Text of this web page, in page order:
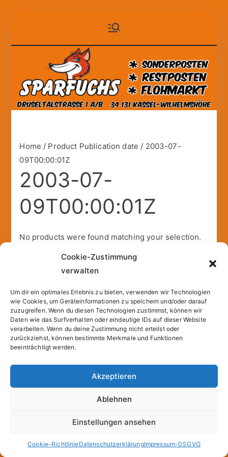
Cookie-Zustimmung
verwalten
Um dir ein optimales Erlebnis zu bieten, verwenden wir Technologien
wie Cookies, um Geräteinformationen zu speichern und/oder darauf
zuzugreifen. Wenn du diesen Technologien zustimmst, können wir
Daten wie das Surfverhalten oder eindeutige IDs auf dieser Website
verarbeiten. Wenn du deine Zustimmung nicht erteilst oder
zurückziehst, können bestimmte Merkmale und Funktionen
beeinträchtigt werden.
Akzeptieren
Ablehnen
Einstellungen ansehen
Cookie-RichtlinieDatenschutzerklärungImpressum-DSGVO
springen
Sparfuchs
– Kassel
Home / Product Publication date / 2003-07-
09T00:00:01Z
2003-07-
09T00:00:01Z
No products were found matching your selection.
Copyright © 2026Sparfuchs – Kassel. |Cookie-
Richtlinie (EU)| Powered byZakraundWordPress.
All prices incl. VAT.